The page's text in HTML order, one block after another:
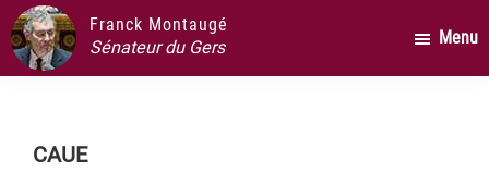
Passer
au
contenu
Passer
la
latérale
Passer
au
pied
page
Franck Montaugé
Sénateur du Gers
Menu
CAUE